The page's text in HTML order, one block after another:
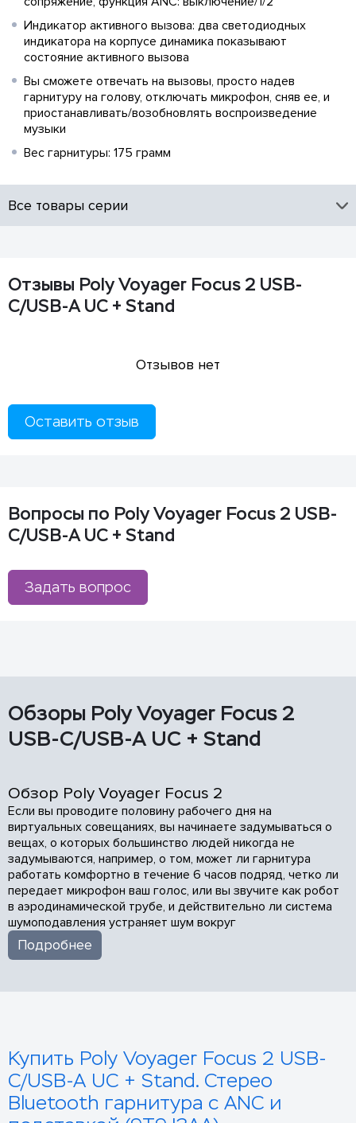
Индикатор активного вызова: два светодиодных
индикатора на корпусе динамика показывают
состояние активного вызова
Вы сможете отвечать на вызовы, просто надев
гарнитуру на голову, отключать микрофон, сняв ее, и
приостанавливать/возобновлять воспроизведение
музыки
Вес гарнитуры: 175 грамм
Все товары серии
Отзывы Poly Voyager Focus 2 USB-
С/USB-A UC + Stand
Отзывов нет
Оставить отзыв
Вопросы по Poly Voyager Focus 2 USB-
С/USB-A UC + Stand
Задать вопрос
Обзоры Poly Voyager Focus 2
USB-С/USB-A UC + Stand
Обзор Poly Voyager Focus 2
Если вы проводите половину рабочего дня на
виртуальных совещаниях, вы начинаете задумываться о
вещах, о которых большинство людей никогда не
задумываются, например, о том, может ли гарнитура
работать комфортно в течение 6 часов подряд, четко ли
передает микрофон ваш голос, или вы звучите как робот
в аэродинамической трубе, и действительно ли система
шумоподавления устраняет шум вокруг
Подробнее
Купить Poly Voyager Focus 2 USB-
С/USB-A UC + Stand. Стерео
Bluetooth гарнитура с ANC и